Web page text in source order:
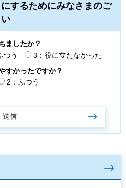
するためにみなさまのご
ましたか？
つう
3：役に立たなかった
すかったですか？
2：ふつう